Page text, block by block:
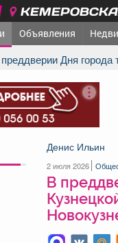
Объявления
В преддверии Дня
Денис Ильин
2 июля 2026
В